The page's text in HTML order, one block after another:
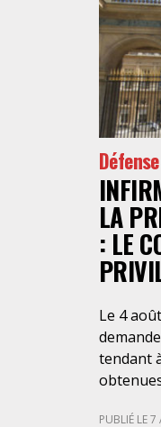
LA
: LE
Le 4
tendant
PUBLIÉ LE